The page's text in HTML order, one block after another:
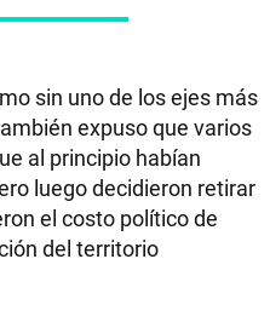
sin uno de los ejes más
expuso que varios
al principio habían
luego decidieron retirar
el costo político de
del territorio